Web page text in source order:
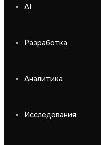
AI
Разработка
Аналитика
Исследования